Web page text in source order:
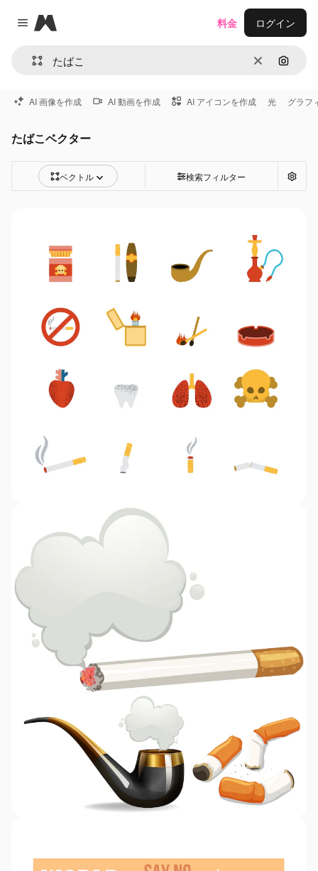
Close menu
Magnific
消去 画像で
料金 ログイン
AI 画像を作成 AI 動画を作成 AI アイコンを作成 光 グラフ
たばこベクター
ベクトル 検索フィルター